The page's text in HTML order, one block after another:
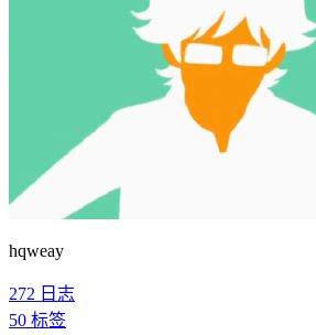
hqweay
272 日志
50 标签